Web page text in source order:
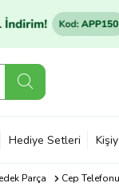
Hediye Setleri
Parça Cep